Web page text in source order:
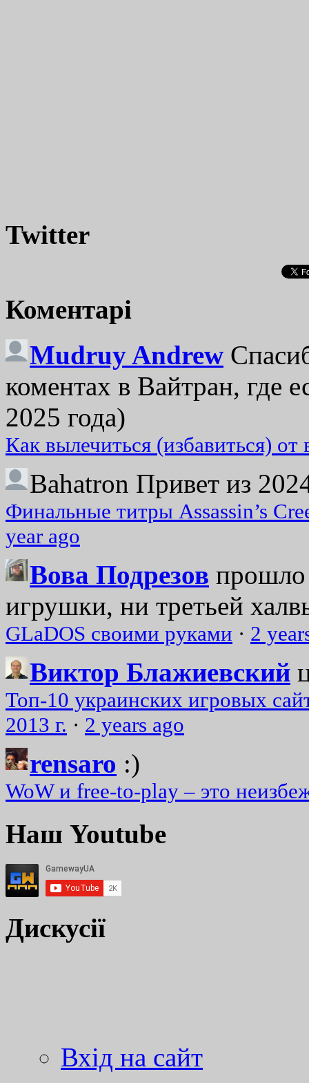
Twitter
Коментарі
Mudruy Andrew
коментах в Вайтран, где
2025 года)
Как вылечиться (избавиться)
Bahatron Привет из
Финальные титры Assassin’s
year ago
Вова Подрезов прошло
игрушки, ни третьей
GLaDOS своими руками · 2
Виктор Блажиевский
Топ-10 украинских игровых
2013 г. · 2 years ago
rensaro :)
WoW и free-to-play – это
Наш Youtube
Дискусії
Вхід на сайт